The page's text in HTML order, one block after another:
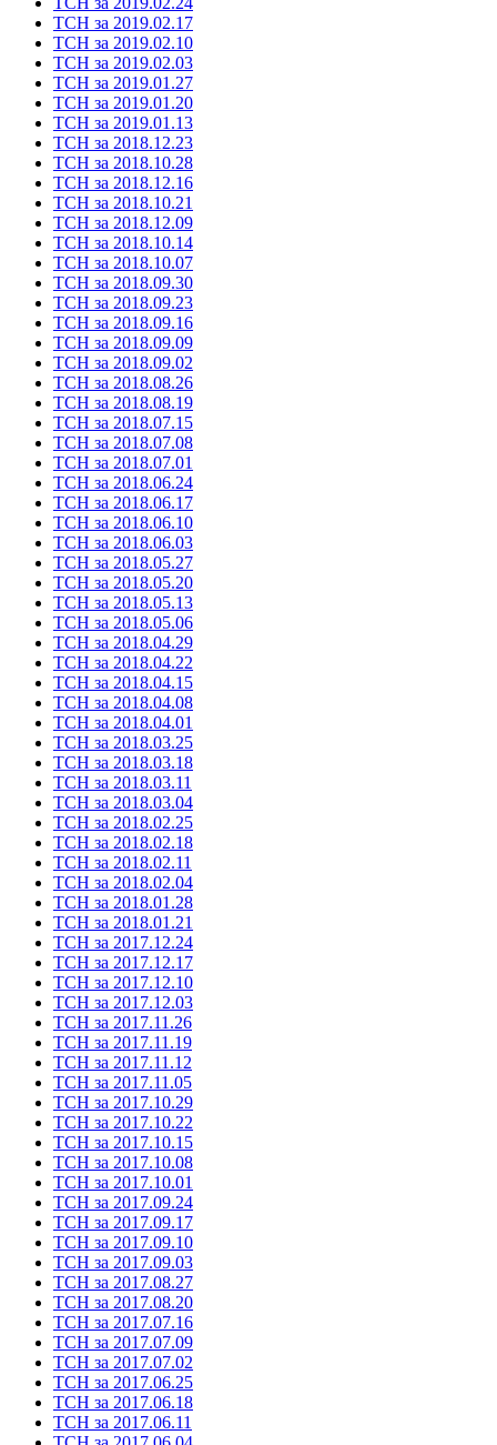
ТСН за 2019.02.17
ТСН за 2019.02.10
ТСН за 2019.02.03
ТСН за 2019.01.27
ТСН за 2019.01.20
ТСН за 2019.01.13
ТСН за 2018.12.23
ТСН за 2018.10.28
ТСН за 2018.12.16
ТСН за 2018.10.21
ТСН за 2018.12.09
ТСН за 2018.10.14
ТСН за 2018.10.07
ТСН за 2018.09.30
ТСН за 2018.09.23
ТСН за 2018.09.16
ТСН за 2018.09.09
ТСН за 2018.09.02
ТСН за 2018.08.26
ТСН за 2018.08.19
ТСН за 2018.07.15
ТСН за 2018.07.08
ТСН за 2018.07.01
ТСН за 2018.06.24
ТСН за 2018.06.17
ТСН за 2018.06.10
ТСН за 2018.06.03
ТСН за 2018.05.27
ТСН за 2018.05.20
ТСН за 2018.05.13
ТСН за 2018.05.06
ТСН за 2018.04.29
ТСН за 2018.04.22
ТСН за 2018.04.15
ТСН за 2018.04.08
ТСН за 2018.04.01
ТСН за 2018.03.25
ТСН за 2018.03.18
ТСН за 2018.03.11
ТСН за 2018.03.04
ТСН за 2018.02.25
ТСН за 2018.02.18
ТСН за 2018.02.11
ТСН за 2018.02.04
ТСН за 2018.01.28
ТСН за 2018.01.21
ТСН за 2017.12.24
ТСН за 2017.12.17
ТСН за 2017.12.10
ТСН за 2017.12.03
ТСН за 2017.11.26
ТСН за 2017.11.19
ТСН за 2017.11.12
ТСН за 2017.11.05
ТСН за 2017.10.29
ТСН за 2017.10.22
ТСН за 2017.10.15
ТСН за 2017.10.08
ТСН за 2017.10.01
ТСН за 2017.09.24
ТСН за 2017.09.17
ТСН за 2017.09.10
ТСН за 2017.09.03
ТСН за 2017.08.27
ТСН за 2017.08.20
ТСН за 2017.07.16
ТСН за 2017.07.09
ТСН за 2017.07.02
ТСН за 2017.06.25
ТСН за 2017.06.18
ТСН за 2017.06.11